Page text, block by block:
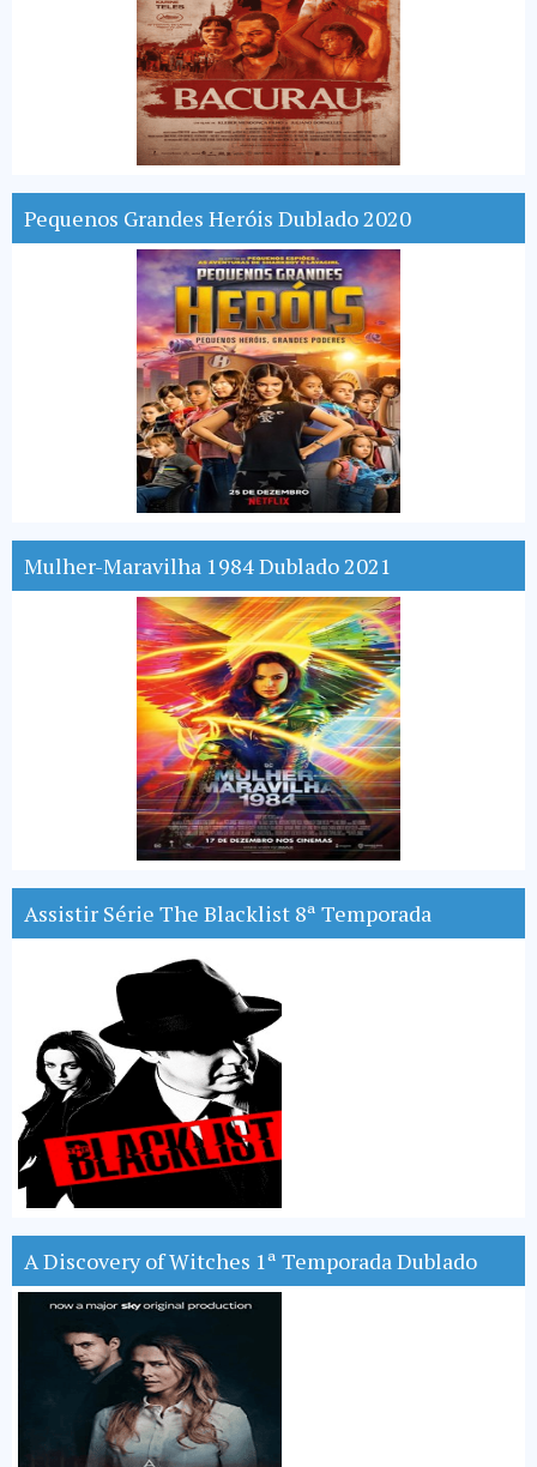
Pequenos Grandes Heróis Dublado 2020
Mulher-Maravilha 1984 Dublado 2021
Assistir Série The Blacklist 8ª Temporada
A Discovery of Witches 1ª Temporada Dublado